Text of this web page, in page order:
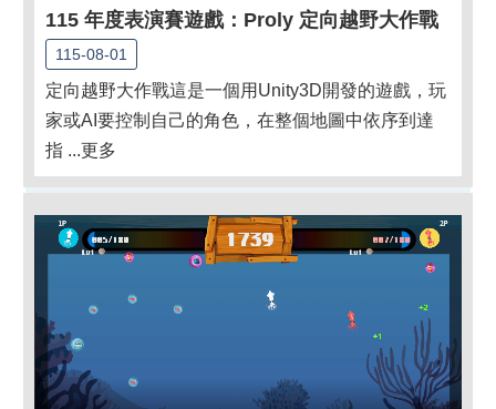
115 年度表演賽遊戲：Proly 定向越野大作戰
115-08-01
定向越野大作戰這是一個用Unity3D開發的遊戲，玩
家或AI要控制自己的角色，在整個地圖中依序到達
指 ...更多